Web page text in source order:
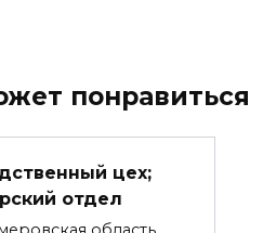
понравиться
цех;
отдел